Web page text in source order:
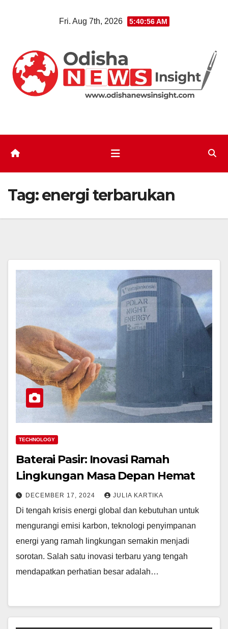
Fri. Aug 7th, 2026 5:40:56 AM
Tag:energi terbarukan
TECHNOLOGY
Baterai Pasir: Inovasi Ramah
Lingkungan Masa Depan Hemat
DECEMBER 17, 2024 JULIA KARTIKA
Di tengah krisis energi global dan kebutuhan untuk
mengurangi emisi karbon, teknologi penyimpanan
energi yang ramah lingkungan semakin menjadi
sorotan. Salah satu inovasi terbaru yang tengah
mendapatkan perhatian besar adalah…